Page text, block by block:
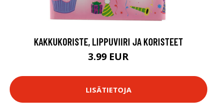
KAKKUKORISTE, LIPPUVIIRI JA KORISTEET
3.99 EUR
LISÄTIETOJA